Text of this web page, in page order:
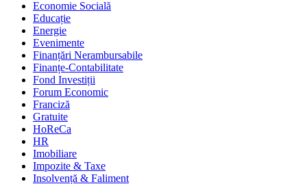
Economie Socială
Educație
Energie
Evenimente
Finanțări Nerambursabile
Finanțe-Contabilitate
Fond Investiții
Forum Economic
Franciză
Gratuite
HoReCa
HR
Imobiliare
Impozite & Taxe
Insolvență & Faliment